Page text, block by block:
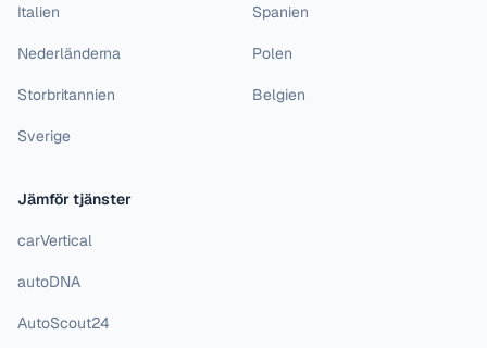
Italien Spanien
Nederländerna Polen
Storbritannien Belgien
Sverige
Jämför tjänster
carVertical
autoDNA
AutoScout24